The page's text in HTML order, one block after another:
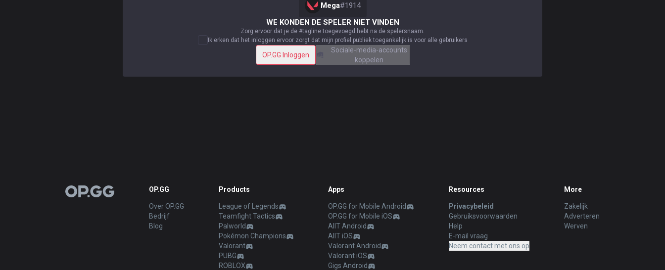
Mega#1914
WE KONDEN DE SPELER NIET VINDEN
Zorg ervoor dat je de #tagline toegevoegd hebt na de spelersnaam.
Ik erken dat het inloggen ervoor zorgt dat mijn profiel publiek toegankelijk is voor alle gebruikers
OP.GG Inloggen
Sociale-media-accounts
koppelen
OP.GG OP.GG
Over OP.GG
Bedrijf
Blog
Products
League of Legends
Teamfight Tactics
Palworld
Pokémon Champions
Valorant
PUBG
ROBLOX
Apps
OP.GG for Mobile Android
OP.GG for Mobile iOS
AllT Android
AllT iOS
Valorant Android
Valorant iOS
Gigs Android
Resources
Privacybeleid
Gebruiksvoorwaarden
Help
E-mail vraag
Neem contact met ons op
More
Zakelijk
Adverteren
Werven